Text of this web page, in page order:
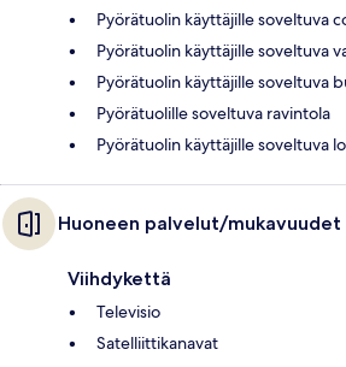
Pyörätuolin käyttäjille soveltuva
Pyörätuolin käyttäjille soveltuva
Pyörätuolin käyttäjille soveltuva
Pyörätuolille soveltuva ravintola
Pyörätuolin käyttäjille soveltuva
Huoneen palvelut/mukavuudet
Viihdykettä
Televisio
Satelliittikanavat